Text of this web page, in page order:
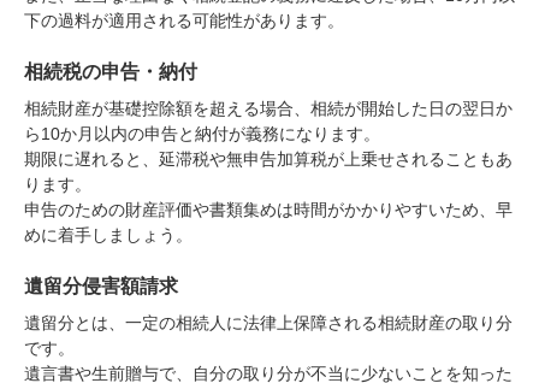
下の過料が適用される可能性があります。
相続税の申告・納付
相続財産が基礎控除額を超える場合、相続が開始した日の翌日か
ら10か月以内の申告と納付が義務になります。
期限に遅れると、延滞税や無申告加算税が上乗せされることもあ
ります。
申告のための財産評価や書類集めは時間がかかりやすいため、早
めに着手しましょう。
遺留分侵害額請求
遺留分とは、一定の相続人に法律上保障される相続財産の取り分
です。
遺言書や生前贈与で、自分の取り分が不当に少ないことを知った